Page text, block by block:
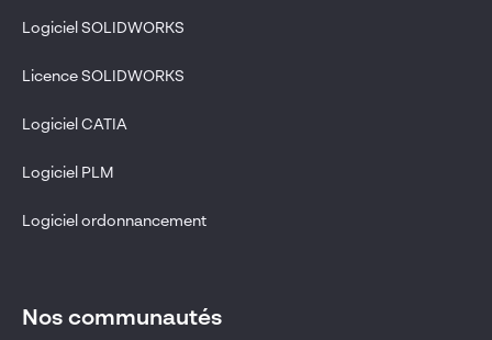
Logiciel SOLIDWORKS
Licence SOLIDWORKS
Logiciel CATIA
Logiciel PLM
Logiciel ordonnancement
Nos communautés